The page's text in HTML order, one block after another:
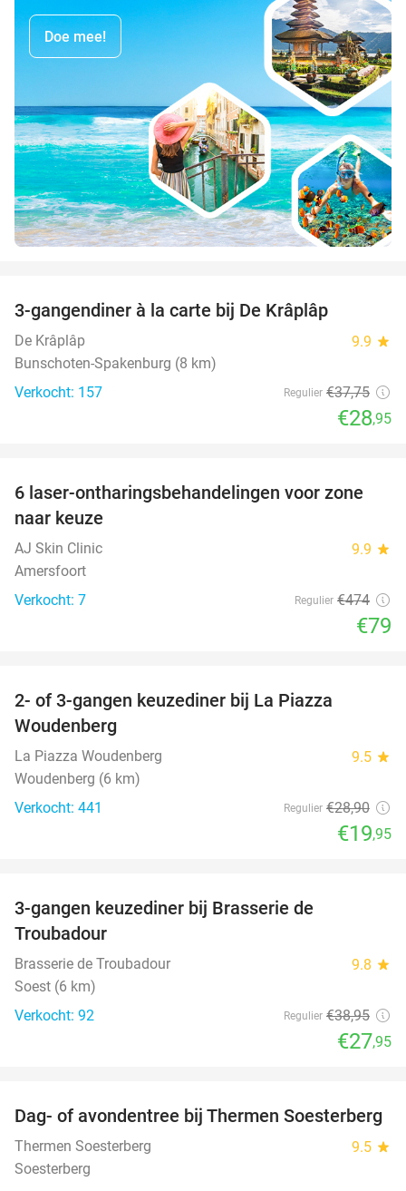
Doe mee!
3-gangendiner à la carte bij De Krâplâp
De Krâplâp 9.9 star
Bunschoten-Spakenburg (8 km)
Verkocht: 157
Regulier €37,75
€28,95
83%
6 laser-ontharingsbehandelingen voor zone
naar keuze
AJ Skin Clinic 9.9 star
Amersfoort
Verkocht: 7
Regulier €474
€79
2- of 3-gangen keuzediner bij La Piazza
Woudenberg
La Piazza Woudenberg 9.5 star
Woudenberg (6 km)
Verkocht: 441
Regulier €28,90
€19,95
3-gangen keuzediner bij Brasserie de
Troubadour
Brasserie de Troubadour 9.8 star
Soest (6 km)
Verkocht: 92
Regulier €38,95
€27,95
29%
Dag- of avondentree bij Thermen Soesterberg
Thermen Soesterberg 9.5 star
Soesterberg